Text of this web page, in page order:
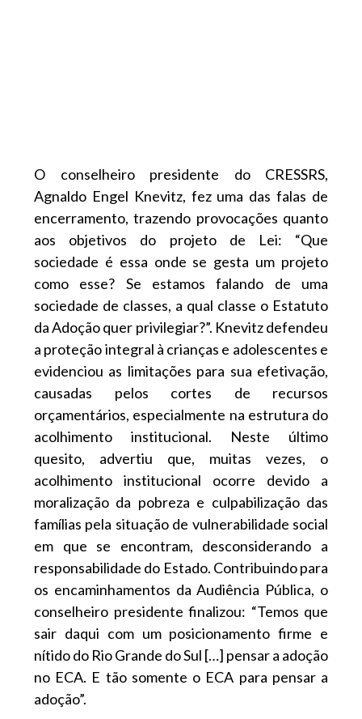
O conselheiro presidente do CRESSRS,
Agnaldo Engel Knevitz, fez uma das falas de
encerramento, trazendo provocações quanto
aos objetivos do projeto de Lei: “Que
sociedade é essa onde se gesta um projeto
como esse? Se estamos falando de uma
sociedade de classes, a qual classe o Estatuto
da Adoção quer privilegiar?”. Knevitz defendeu
a proteção integral à crianças e adolescentes e
evidenciou as limitações para sua efetivação,
causadas pelos cortes de recursos
orçamentários, especialmente na estrutura do
acolhimento institucional. Neste último
quesito, advertiu que, muitas vezes, o
acolhimento institucional ocorre devido a
moralização da pobreza e culpabilização das
famílias pela situação de vulnerabilidade social
em que se encontram, desconsiderando a
responsabilidade do Estado. Contribuindo para
os encaminhamentos da Audiência Pública, o
conselheiro presidente finalizou: “Temos que
sair daqui com um posicionamento firme e
nítido do Rio Grande do Sul […] pensar a adoção
no ECA. E tão somente o ECA para pensar a
adoção”.